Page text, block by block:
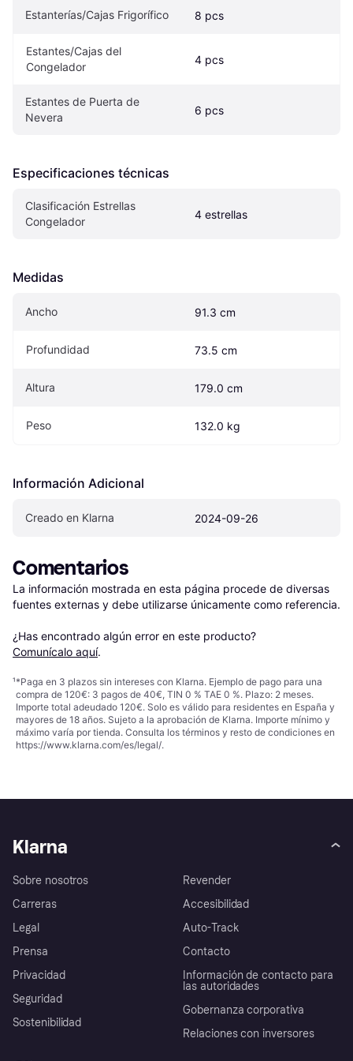
Estanterías/Cajas Frigorífico 8 pcs
Estantes/Cajas del
Congelador
4 pcs
Estantes de Puerta de
Nevera
6 pcs
Especificaciones técnicas
Clasificación Estrellas
Congelador
4 estrellas
Medidas
Ancho 91.3 cm
Profundidad 73.5 cm
Altura 179.0 cm
Peso 132.0 kg
Información Adicional
Creado en Klarna 2024-09-26
Comentarios
La información mostrada en esta página procede de diversas
fuentes externas y debe utilizarse únicamente como referencia.
¿Has encontrado algún error en este producto?
Comunícalo aquí.
¹*Paga en 3 plazos sin intereses con Klarna. Ejemplo de pago para una
compra de 120€: 3 pagos de 40€, TIN 0 % TAE 0 %. Plazo: 2 meses.
Importe total adeudado 120€. Solo es válido para residentes en España y
mayores de 18 años. Sujeto a la aprobación de Klarna. Importe mínimo y
máximo varía por tienda. Consulta los términos y resto de condiciones en
https://www.klarna.com/es/legal/.
Klarna
Sobre nosotros
Carreras
Legal
Prensa
Privacidad
Seguridad
Sostenibilidad
Revender
Accesibilidad
Auto-Track
Contacto
Información de contacto para
las autoridades
Gobernanza corporativa
Relaciones con inversores